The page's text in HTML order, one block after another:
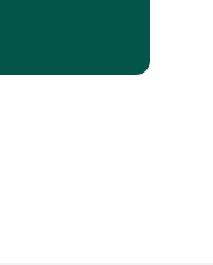
48000 Teile)